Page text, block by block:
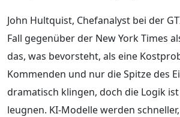
John Hultquist, Chefanalyst bei der
Fall gegenüber der New York Times
das, was bevorsteht, als eine
Kommenden und nur die Spitze des
dramatisch klingen, doch die Logik
leugnen. KI-Modelle werden